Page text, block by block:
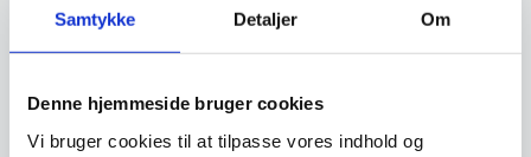
Samtykke Detaljer Om
Denne hjemmeside bruger cookies
Vi bruger cookies til at tilpasse vores indhold og